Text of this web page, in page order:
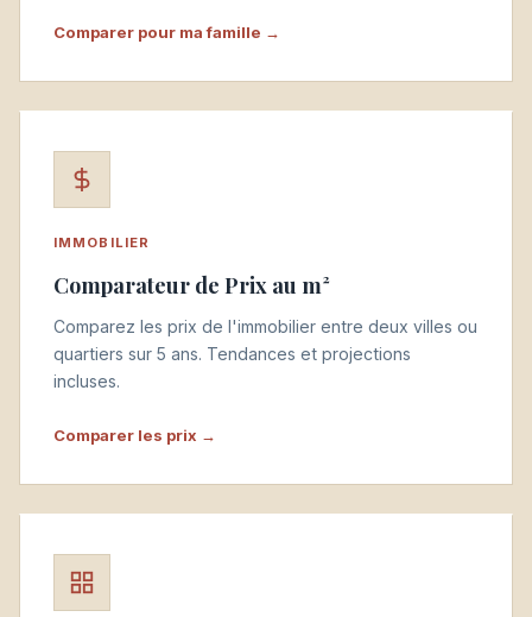
Comparer pour ma famille →
IMMOBILIER
Comparateur de Prix au m²
Comparez les prix de l'immobilier entre deux villes ou
quartiers sur 5 ans. Tendances et projections
incluses.
Comparer les prix →